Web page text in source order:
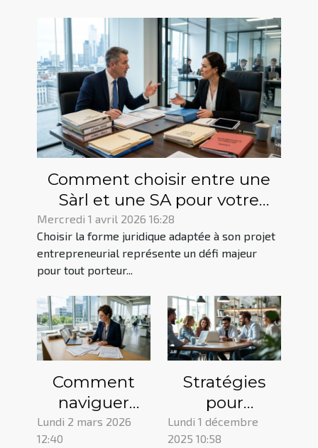
Comment choisir entre une
Sàrl et une SA pour votre
projet entrepreneurial ?
Mercredi 1 avril 2026 16:28
Choisir la forme juridique adaptée à son projet
entrepreneurial représente un défi majeur
pour tout porteur...
Comment
naviguer
dans les
modifications
Lundi 2 mars 2026
12:40
Stratégies
pour
dynamiser
l'innovation
Lundi 1 décembre
2025 10:58